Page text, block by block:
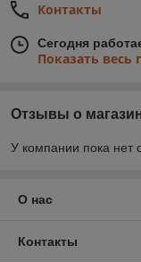
Контакты
Сегодня
Показать весь
Отзывы о
У компании пока нет
О нас
Контакты